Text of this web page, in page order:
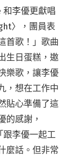
和李優更獻唱
〉，團員表
首歌！」歌曲
生日蛋糕，邀
樂歌，讓李優
，想在工作中
貼心準備了這
的感謝，
跟李優一起工
麼話。但非常